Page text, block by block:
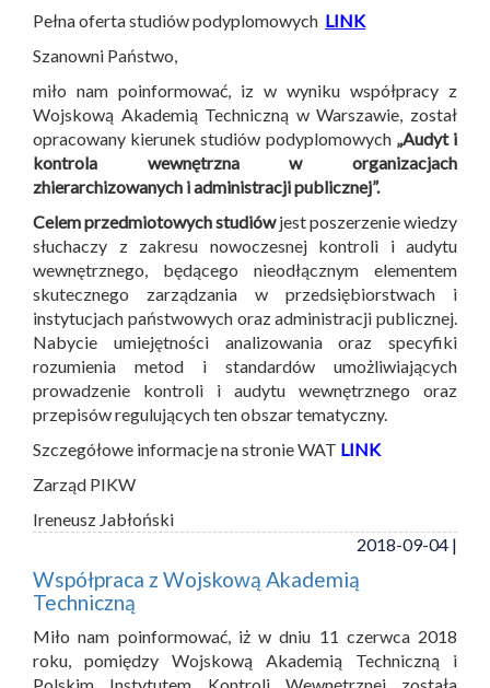
Pełna oferta studiów podyplomowych LINK
Szanowni Państwo,
miło nam poinformować, iz w wyniku współpracy z
Wojskową Akademią Techniczną w Warszawie, został
opracowany kierunek studiów podyplomowych „Audyt i
kontrola wewnętrzna w organizacjach
zhierarchizowanych i administracji publicznej”.
Celem przedmiotowych studiówjest poszerzenie wiedzy
słuchaczy z zakresu nowoczesnej kontroli i audytu
wewnętrznego, będącego nieodłącznym elementem
skutecznego zarządzania w przedsiębiorstwach i
instytucjach państwowych oraz administracji publicznej.
Nabycie umiejętności analizowania oraz specyfiki
rozumienia metod i standardów umożliwiających
prowadzenie kontroli i audytu wewnętrznego oraz
przepisów regulujących ten obszar tematyczny.
Szczegółowe informacje na stronie WAT LINK
Zarząd PIKW
Ireneusz Jabłoński
2018-09-04 |
Współpraca z Wojskową Akademią
Techniczną
Miło nam poinformować, iż w dniu 11 czerwca 2018
roku, pomiędzy Wojskową Akademią Techniczną i
Polskim Instytutem Kontroli Wewnętrznej została